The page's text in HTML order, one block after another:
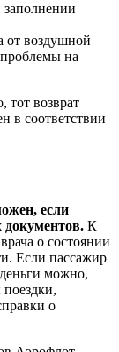
от воздушной
на
тот возврат
в соответствии
если
документов. К
о состоянии
Если пассажир
можно,
о